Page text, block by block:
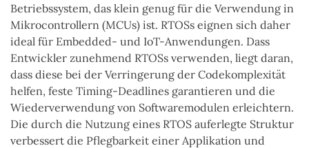
Betriebssystem, das klein genug für die Verwendung in
Mikrocontrollern (MCUs) ist. RTOSs eignen sich daher
ideal für Embedded- und IoT-Anwendungen. Dass
Entwickler zunehmend RTOSs verwenden, liegt daran,
dass diese bei der Verringerung der Codekomplexität
helfen, feste Timing-Deadlines garantieren und die
Wiederverwendung von Softwaremodulen erleichtern.
Die durch die Nutzung eines RTOS auferlegte Struktur
verbessert die Pflegbarkeit einer Applikation und